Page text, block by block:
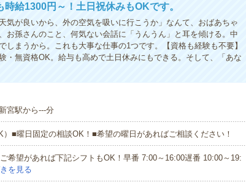
給1300円～！土日祝休みもOKです。
気が良いから、外の空気を吸いに行こうか」なんて、おばあちゃ
お孫さんのこと、何気ない会話に「うんうん」と耳を傾ける。中
まうから。これも大事な仕事の1つです。【資格も経験も不要】
・無資格OK。給与も高めで土日休みにもできる。そして、「あな
宮駅から---分
■曜日固定の相談OK！■希望の曜日があればご相談ください！
希望があれば下記シフトもOK！早番 7:00～16:00遅番 10:00～19:
を見る